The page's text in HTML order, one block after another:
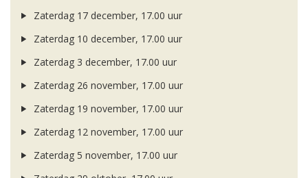
Zaterdag 17 december, 17.00 uur
Zaterdag 10 december, 17.00 uur
Zaterdag 3 december, 17.00 uur
Zaterdag 26 november, 17.00 uur
Zaterdag 19 november, 17.00 uur
Zaterdag 12 november, 17.00 uur
Zaterdag 5 november, 17.00 uur